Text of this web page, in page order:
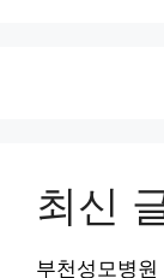
최신
부천성모병